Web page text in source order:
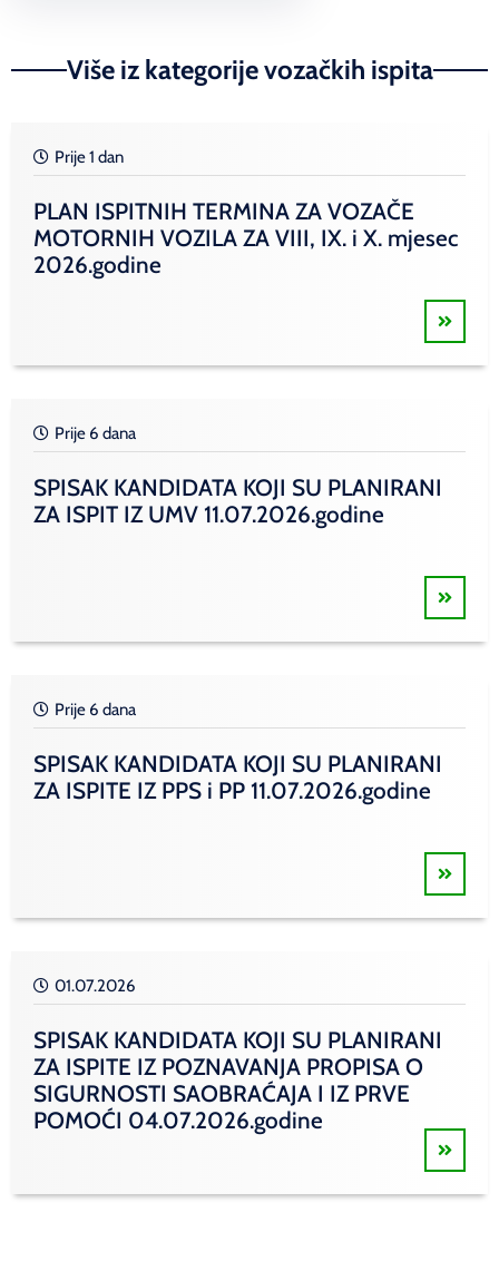
Više iz kategorije vozačkih ispita
Prije 1 dan
PLAN ISPITNIH TERMINA ZA VOZAČE
MOTORNIH VOZILA ZA VIII, IX. i X. mjesec
2026.godine
Prije 6 dana
SPISAK KANDIDATA KOJI SU PLANIRANI
ZA ISPIT IZ UMV 11.07.2026.godine
Prije 6 dana
SPISAK KANDIDATA KOJI SU PLANIRANI
ZA ISPITE IZ PPS i PP 11.07.2026.godine
01.07.2026
SPISAK KANDIDATA KOJI SU PLANIRANI
ZA ISPITE IZ POZNAVANJA PROPISA O
SIGURNOSTI SAOBRAĆAJA I IZ PRVE
POMOĆI 04.07.2026.godine